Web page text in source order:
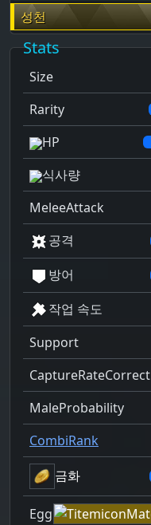
성천
Stats
Size
Rarity
HP
식사량
MeleeAttack
공격
방어
작업 속도
Support
CaptureRateCorrect
MaleProbability
CombiRank
금화
Egg